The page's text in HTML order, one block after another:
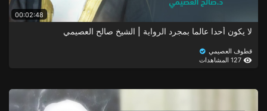
00:02:48
لا يكون أحدا عالما بمجرد الرواية | الشيخ صالح العصيمي
قطوف العصيمي